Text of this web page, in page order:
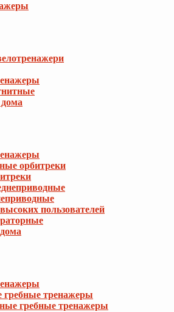
орбитреки
пользователей
гребные тренажеры
гребные тренажеры